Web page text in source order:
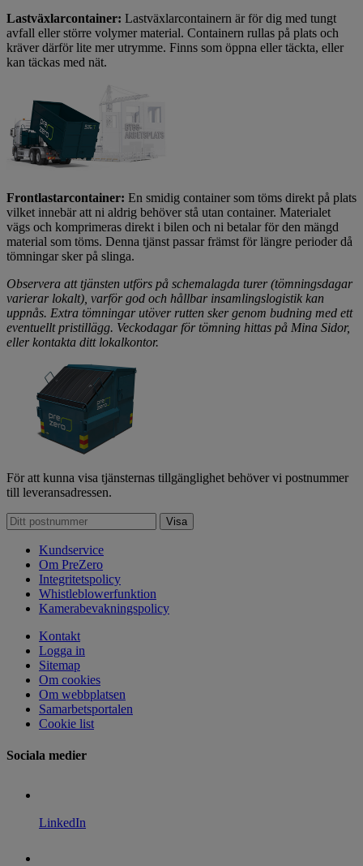
Lastväxlarcontainer: Lastväxlarcontainern är för dig med tungt
avfall eller större volymer material. Containern rullas på plats och
kräver därför lite mer utrymme. Finns som öppna eller täckta, eller
kan täckas med nät.
Frontlastarcontainer: En smidig container som töms direkt på plats
vilket innebär att ni aldrig behöver stå utan container. Materialet
vägs och komprimeras direkt i bilen och ni betalar för den mängd
material som töms. Denna tjänst passar främst för längre perioder då
tömningar sker på slinga.
Observera att tjänsten utförs på schemalagda turer (tömningsdagar
varierar lokalt), varför god och hållbar insamlingslogistik kan
uppnås. Extra tömningar utöver rutten sker genom budning med ett
eventuellt pristillägg. Veckodagar för tömning hittas på Mina Sidor,
eller kontakta ditt lokalkontor.
För att kunna visa tjänsternas tillgänglighet behöver vi postnummer
till leveransadressen.
Kundservice
Om PreZero
Integritetspolicy
Whistleblowerfunktion
Kamerabevakningspolicy
Kontakt
Logga in
Sitemap
Om cookies
Om webbplatsen
Samarbetsportalen
Cookie list
Sociala medier
LinkedIn